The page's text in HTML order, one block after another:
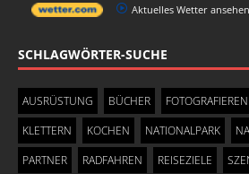
Aktuelles Wetter ansehen
SCHLAGWÖRTER-SUCHE
AUSRÜSTUNG BÜCHER FOTOGRAFIEREN
KLETTERN
KOCHEN NATIONALPARK
PARTNER
RADFAHREN REISEZIELE